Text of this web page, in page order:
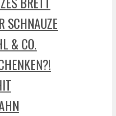
SCHNAUZE
& CO.